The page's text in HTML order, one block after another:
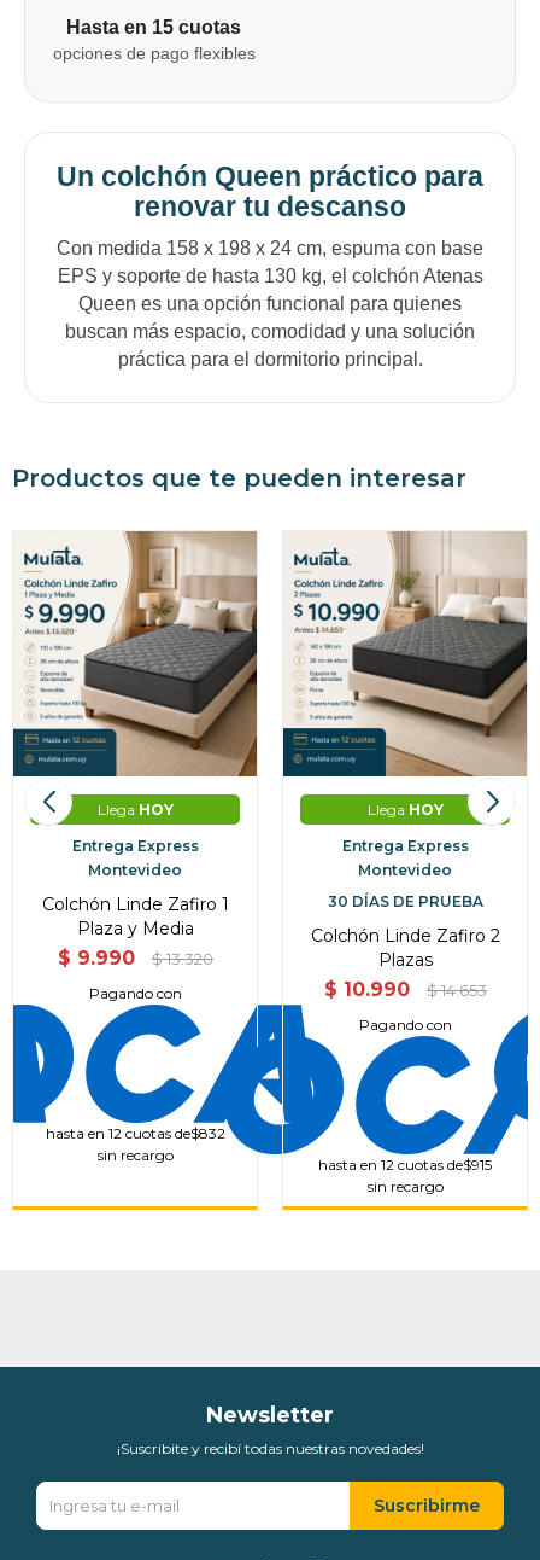
Hasta en 15 cuotas
opciones de pago flexibles
Un colchón Queen práctico para
renovar tu descanso
Con medida 158 x 198 x 24 cm, espuma con base
EPS y soporte de hasta 130 kg, el colchón Atenas
Queen es una opción funcional para quienes
buscan más espacio, comodidad y una solución
práctica para el dormitorio principal.
Productos que te pueden interesar
Llega HOY
Entrega Express
Montevideo
Colchón Linde Zafiro 1
Plaza y Media
$ 9.990 $ 13.320
Pagando con
hasta en 12 cuotas de$832
sin recargo
Llega HOY
Entrega Express
Montevideo
30 DÍAS DE PRUEBA
Colchón Linde Zafiro 2
Plazas
$ 10.990 $ 14.653
Pagando con
hasta en 12 cuotas de$915
sin recargo
Newsletter
¡Suscribite y recibí todas nuestras novedades!
Suscribirme